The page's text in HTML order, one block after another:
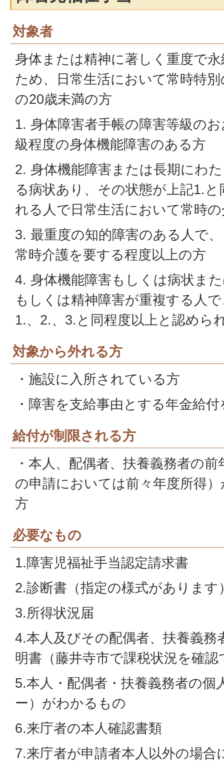
対象者
身体または精神に著しく重度で
ため、日常生活において常時特
の20歳未満の方
1. 身体障害者手帳の障害等級の
級程度の身体機能障害のある方
2. 身体機能障害または長期にわ
る病状あり、その状態が上記1.
れる人で日常生活において常時
3. 最重度の知的障害のある人で
常時介護を要する程度以上の方
4. 身体機能障害もしくは病状ま
もしくは精神障害が重複する人
1.、2.、3.と同程度以上と認めら
対象から外れる方
・施設に入所されている方
・障害を支給事由とする年金給
給付が制限される方
・本人、配偶者、扶養義務者の
の申請においては前々年度所得
方
必要なもの
1.障害児福祉手当認定請求書
2.診断書（指定の様式があります
3.所得状況届
4.本人及びその配偶者、扶養義務
明書（藤井寺市で課税状況を確
5.本人・配偶者・扶養義務者の個
ー）がわかるもの
6.来庁者の本人確認書類
7.来庁者が申請者本人以外の場合